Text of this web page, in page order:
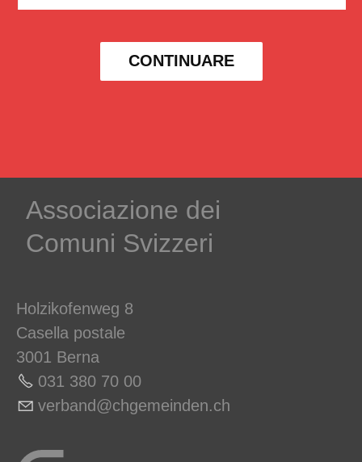
CONTINUARE
Associazione dei
Comuni Svizzeri
Holzikofenweg 8
Casella postale
3001 Berna
031 380 70 00
v rb nd chg m nd n ch